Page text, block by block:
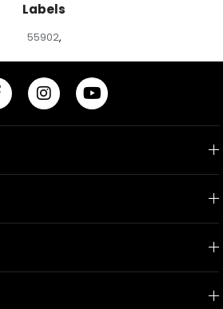
Labels
55902,